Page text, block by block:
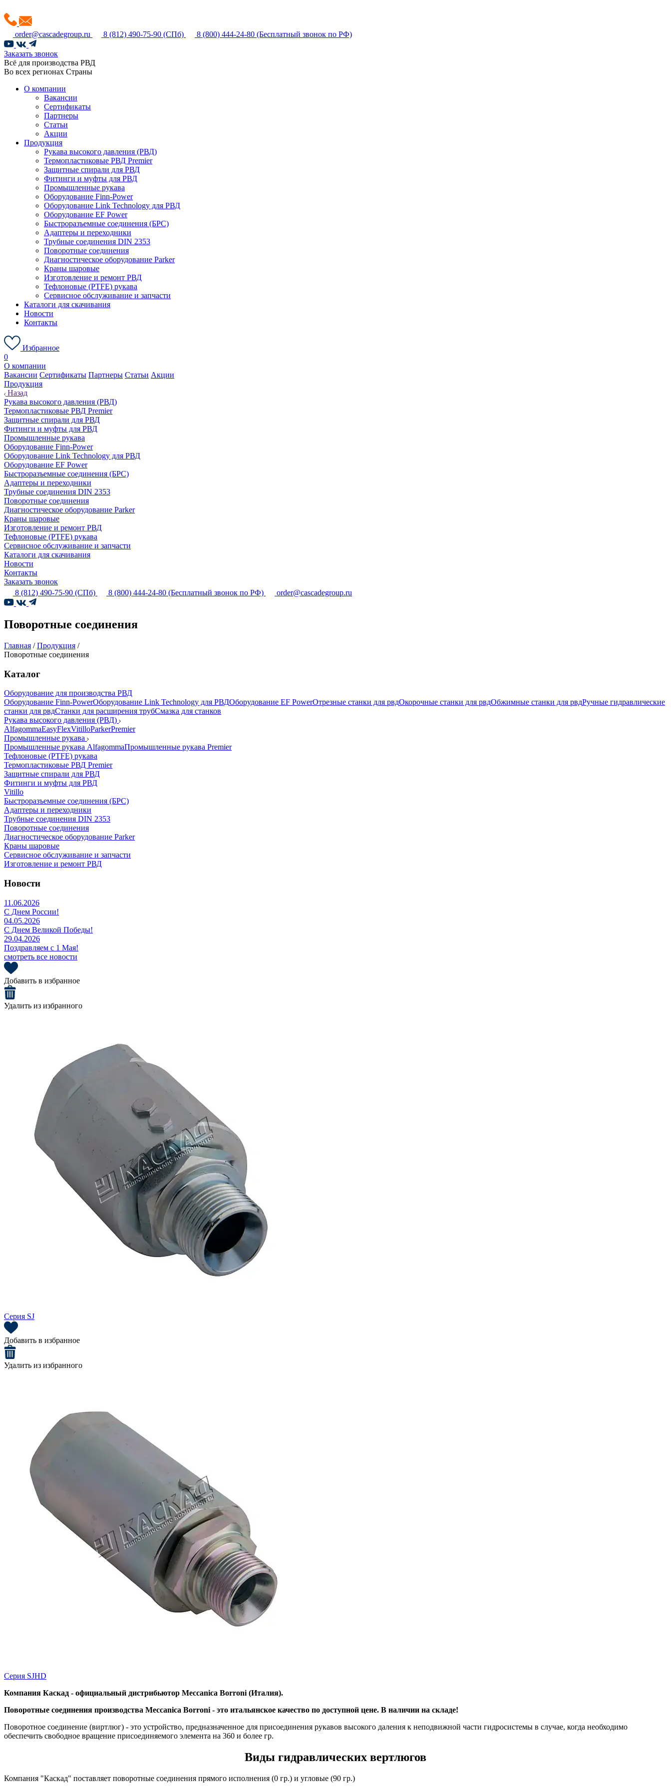
order@cascadegroup.ru 8 (812) 490-75-90 (СПб) 8 (800) 444-24-80 (Бесплатный звонок по РФ)
Заказать звонок
Всё для производства РВД
Во всех регионах Страны
О компании
Вакансии
Сертификаты
Партнеры
Статьи
Акции
Продукция
Рукава высокого давления (РВД)
Термопластиковые РВД Premier
Защитные спирали для РВД
Фитинги и муфты для РВД
Промышленные рукава
Оборудование Finn-Power
Оборудование Link Technology для РВД
Оборудование EF Power
Быстроразъемные соединения (БРС)
Адаптеры и переходники
Трубные соединения DIN 2353
Поворотные соединения
Диагностическое оборудование Parker
Краны шаровые
Изготовление и ремонт РВД
Тефлоновые (PTFE) рукава
Сервисное обслуживание и запчасти
Каталоги для скачивания
Новости
Контакты
Избранное
0
О компании
Вакансии Сертификаты Партнеры Статьи Акции
Продукция
Назад
Рукава высокого давления (РВД)
Термопластиковые РВД Premier
Защитные спирали для РВД
Фитинги и муфты для РВД
Промышленные рукава
Оборудование Finn-Power
Оборудование Link Technology для РВД
Оборудование EF Power
Быстроразъемные соединения (БРС)
Адаптеры и переходники
Трубные соединения DIN 2353
Поворотные соединения
Диагностическое оборудование Parker
Краны шаровые
Изготовление и ремонт РВД
Тефлоновые (PTFE) рукава
Сервисное обслуживание и запчасти
Каталоги для скачивания
Новости
Контакты
Заказать звонок
8 (812) 490-75-90 (СПб) 8 (800) 444-24-80 (Бесплатный звонок по РФ) order@cascadegroup.ru
Поворотные соединения
Главная /Продукция /
Поворотные соединения
Каталог
Оборудование для производства РВД
Оборудование Finn-PowerОборудование Link Technology для РВДОборудование EF PowerОтрезные станки для рвдОкорочные станки для рвдОбжимные станки для рвдРучные гидравлические
станки для рвдСтанки для расширения трубСмазка для станков
Рукава высокого давления (РВД)
AlfagommaEasyFlexVitilloParkerPremier
Промышленные рукава
Промышленные рукава AlfagommaПромышленные рукава Premier
Тефлоновые (PTFE) рукава
Термопластиковые РВД Premier
Защитные спирали для РВД
Фитинги и муфты для РВД
Vitillo
Быстроразъемные соединения (БРС)
Адаптеры и переходники
Трубные соединения DIN 2353
Поворотные соединения
Диагностическое оборудование Parker
Краны шаровые
Сервисное обслуживание и запчасти
Изготовление и ремонт РВД
Новости
11.06.2026
С Днем России!
04.05.2026
С Днем Великой Победы!
29.04.2026
Поздравляем с 1 Мая!
смотреть все новости
Добавить в избранное
Удалить из избранного
Серия SJ
Добавить в избранное
Удалить из избранного
Серия SJHD
Компания Каскад - официальный дистрибьютор Meccanica Borroni (Италия).
Поворотные соединения производства Meccanica Borroni - это итальянское качество по доступной цене. В наличии на складе!
Поворотное соединение (виртлюг) - это устройство, предназначенное для присоединения рукавов высокого даления к неподвижной части гидросистемы в случае, когда необходимо
обеспечить свободное вращение присоединяемого элемента на 360 и более гр.
Виды гидравлических вертлюгов
Компания "Каскад" поставляет поворотные соединения прямого исполнения (0 гр.) и угловые (90 гр.)